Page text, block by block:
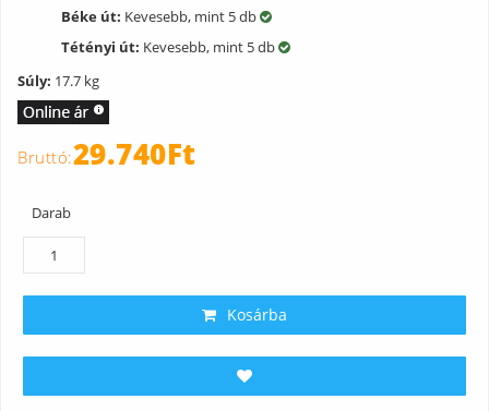
megbontják a mázfelület egységét és mattulást okoznak. Emellett a
felületet óvni kell a kemény fémek karcoló hatásától (tehát pl.
üvegszerű mázfelület és a kerámia fenti előnyei mellett egy nagy
hátránnyal bír: rideg és emiatt törékeny, ezért óvni kell a hirtelen
igénybevétel esetén maga a termék törését eredményezheti. Az ilyen,
felelősséget vállalni.
Béke út: Kevesebb, mint 5 db
Tétényi út: Kevesebb, mint 5 db
Súly: 17.7 kg
29.740Ft
Darab
Kosárba